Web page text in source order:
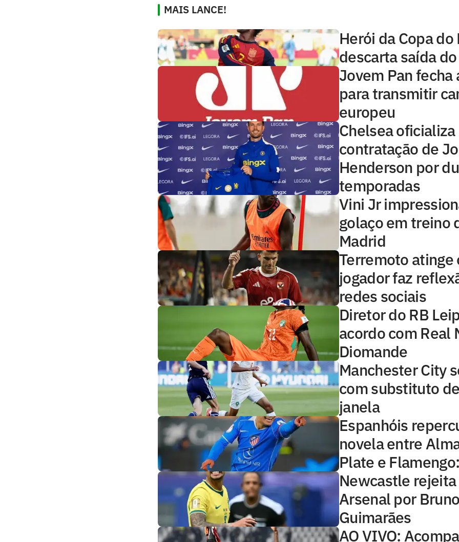
MAIS LANCE!
Herói da Copa
descarta saída
Jovem Pan fecha
para transmitir
europeu
Chelsea oficializa
contratação de
Henderson por
temporadas
Vini Jr
golaço em treino
Madrid
Terremoto atinge
jogador faz
redes sociais
Diretor do RB
acordo com Real
Diomande
Manchester City
com substituto
janela
Espanhóis
novela entre
Plate e
Newcastle
Arsenal por
Guimarães
AO VIVO: